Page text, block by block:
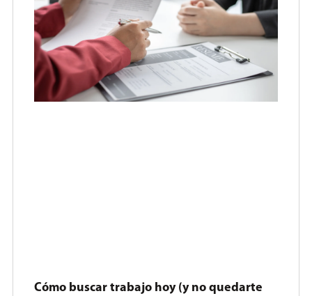
Cómo buscar trabajo hoy (y no quedarte